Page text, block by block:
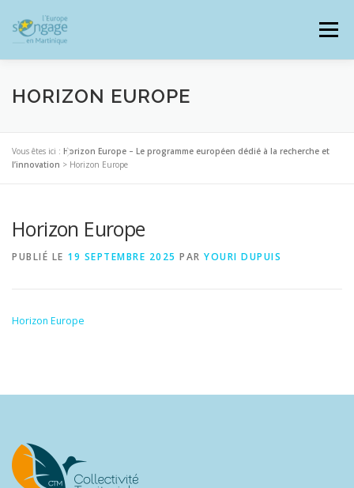
contenu
Menu
PROGRAMMES J’AI UN PROJET
SIGNALER UNE FRAUDE
HORIZON EUROPE
Vous êtes ici : Horizon Europe – Le programme européen dédié à la recherche et
l’innovation > Horizon Europe
Horizon Europe
PUBLIÉ LE 19 SEPTEMBRE 2025 PAR YOURI DUPUIS
Horizon Europe